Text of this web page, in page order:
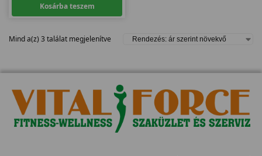
Kosárba teszem
Mind a(z) 3 találat megjelenítve